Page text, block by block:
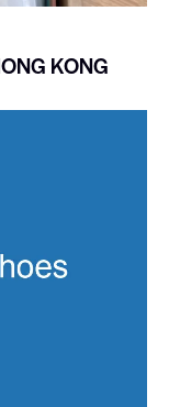
KONG